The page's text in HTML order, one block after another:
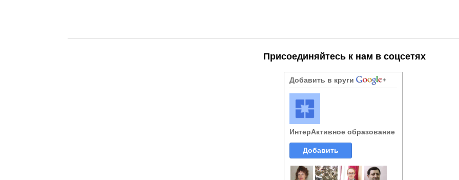
Присоединяйтесь к нам в соцсетях
Добавить в круги
ИнтерАктивное образование
Добавить